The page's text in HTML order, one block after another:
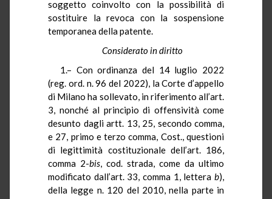
soggetto coinvolto con la possibilità di
sostituire la revoca con la sospensione
temporanea della patente.
Considerato in diritto
1.– Con ordinanza del 14 luglio 2022
(reg. ord. n. 96 del 2022), la Corte d’appello
di Milano ha sollevato, in riferimento all’art.
3, nonché al principio di offensività come
desunto dagli artt. 13, 25, secondo comma,
e 27, primo e terzo comma, Cost., questioni
di legittimità costituzionale dell’art. 186,
comma 2-bis, cod. strada, come da ultimo
modificato dall’art. 33, comma 1, lettera b),
della legge n. 120 del 2010, nella parte in